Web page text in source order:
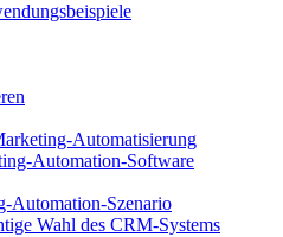
Automatisierung
Automation-Software
Automation-Szenario
Wahl des CRM-Systems